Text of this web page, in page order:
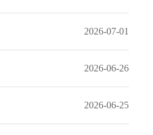
2026-07-01
2026-06-26
2026-06-25